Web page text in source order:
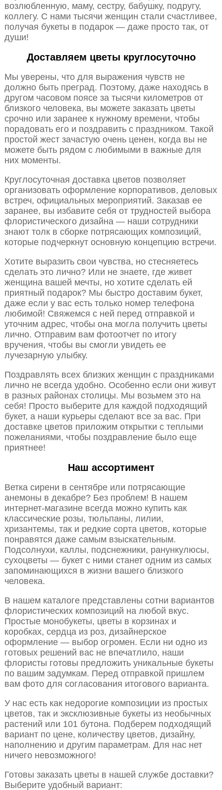
возлюбленную, маму, сестру, бабушку, подругу,
коллегу. С нами тысячи женщин стали счастливее,
получая букеты в подарок — даже просто так, от
души!
Доставляем цветы круглосуточно
Мы уверены, что для выражения чувств не
должно быть преград. Поэтому, даже находясь в
другом часовом поясе за тысячи километров от
близкого человека, вы можете заказать цветы
срочно или заранее к нужному времени, чтобы
порадовать его и поздравить с праздником. Такой
простой жест зачастую очень ценен, когда вы не
можете быть рядом с любимыми в важные для
них моменты.
Круглосуточная доставка цветов позволяет
организовать оформление корпоративов, деловых
встреч, официальных мероприятий. Заказав ее
заранее, вы избавите себя от трудностей выбора
флористического дизайна — наши сотрудники
знают толк в сборке потрясающих композиций,
которые подчеркнут основную концепцию встречи.
Хотите выразить свои чувства, но стесняетесь
сделать это лично? Или не знаете, где живет
женщина вашей мечты, но хотите сделать ей
приятный подарок? Мы быстро доставим букет,
даже если у вас есть только номер телефона
любимой! Свяжемся с ней перед отправкой и
уточним адрес, чтобы она могла получить цветы
лично. Отправим вам фотоотчет по итогу
вручения, чтобы вы смогли увидеть ее
лучезарную улыбку.
Поздравлять всех близких женщин с праздниками
лично не всегда удобно. Особенно если они живут
в разных районах столицы. Мы возьмем это на
себя! Просто выберите для каждой подходящий
букет, а наши курьеры сделают все за вас. При
доставке цветов приложим открытки с теплыми
пожеланиями, чтобы поздравление было еще
приятнее!
Наш ассортимент
Ветка сирени в сентябре или потрясающие
анемоны в декабре? Без проблем! В нашем
интернет-магазине всегда можно купить как
классические розы, тюльпаны, лилии,
хризантемы, так и редкие сорта цветов, которые
понравятся даже самым взыскательным.
Подсолнухи, каллы, подснежники, ранункулюсы,
сухоцветы — букет с ними станет одним из самых
запоминающихся в жизни вашего близкого
человека.
В нашем каталоге представлены сотни вариантов
флористических композиций на любой вкус.
Простые монобукеты, цветы в корзинах и
коробках, сердца из роз, дизайнерское
оформление — выбор огромен. Если ни одно из
готовых решений вас не впечатлило, наши
флористы готовы предложить уникальные букеты
по вашим задумкам. Перед отправкой пришлем
вам фото для согласования итогового варианта.
У нас есть как недорогие композиции из простых
цветов, так и эксклюзивные букеты из необычных
растений или 101 бутона. Подберем подходящий
вариант по цене, количеству цветов, дизайну,
наполнению и другим параметрам. Для нас нет
ничего невозможного!
Готовы заказать цветы в нашей службе доставки?
Выберите удобный вариант: